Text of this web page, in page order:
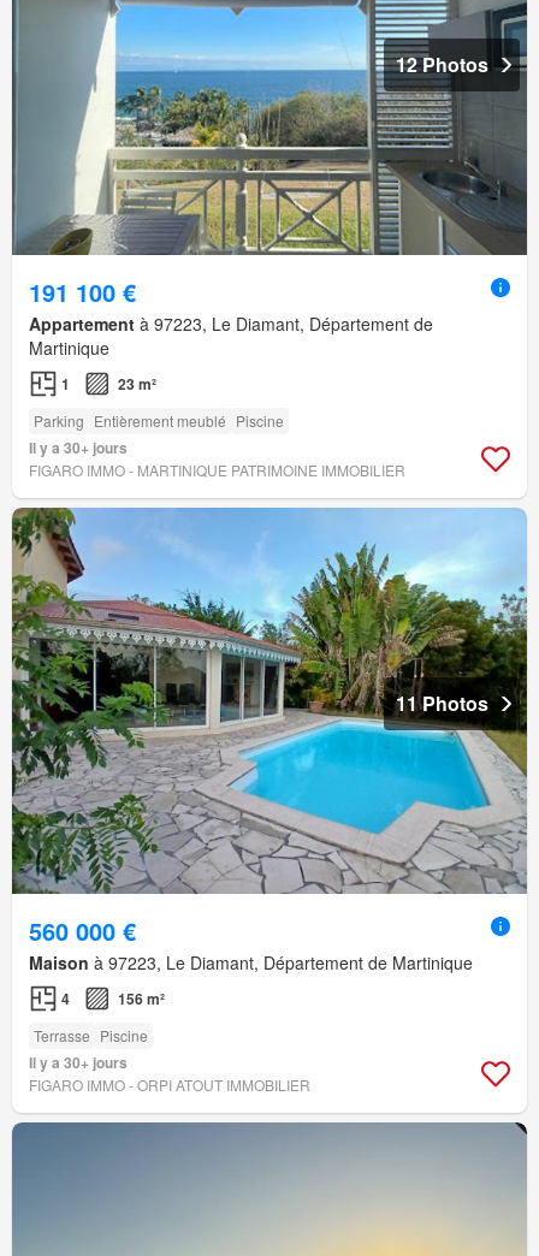
12 Photos
191 100 €
Appartement à 97223, Le Diamant, Département de
Martinique
1 23 m²
Parking Entièrement meublé Piscine
Il y a 30+ jours
FIGARO IMMO - MARTINIQUE PATRIMOINE IMMOBILIER
11 Photos
560 000 €
Maison à 97223, Le Diamant, Département de Martinique
4 156 m²
Terrasse Piscine
Il y a 30+ jours
FIGARO IMMO - ORPI ATOUT IMMOBILIER